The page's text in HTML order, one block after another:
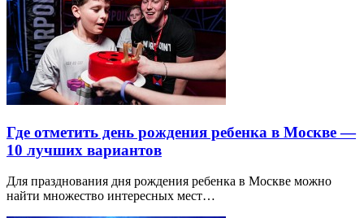
Где отметить день рождения ребенка в Москве —
10 лучших вариантов
Для празднования дня рождения ребенка в Москве можно
найти множество интересных мест…